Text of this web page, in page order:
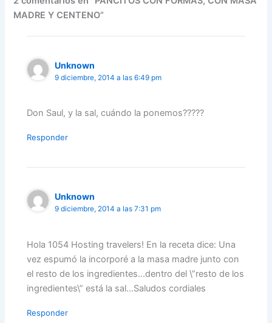
MADRE Y CENTENO”
Unknown
9 diciembre, 2014 a las 6:49 pm
Don Saul, y la sal, cuándo la ponemos?????
Responder
Unknown
9 diciembre, 2014 a las 7:31 pm
Hola 1054 Hosting travelers! En la receta dice: Una
vez espumó la incorporé a la masa madre junto con
el resto de los ingredientes…dentro del \”resto de los
ingredientes\” está la sal…Saludos cordiales
Responder